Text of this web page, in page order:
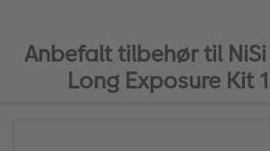
Anbefalt tilbehør til NiSi
Long Exposure Kit